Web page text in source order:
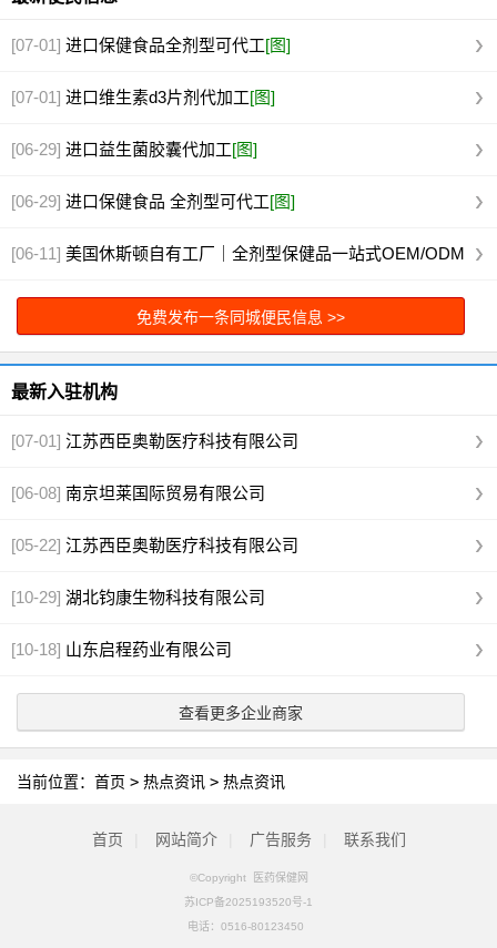
[07-01] 进口保健食品全剂型可代工[图]
[07-01] 进口维生素d3片剂代加工[图]
[06-29] 进口益生菌胶囊代加工[图]
[06-29] 进口保健食品 全剂型可代工[图]
[06-11] 美国休斯顿自有工厂｜全剂型保健品一站式OEM/ODM
代工[图]
免费发布一条同城便民信息 >>
最新入驻机构
[07-01] 江苏西臣奥勒医疗科技有限公司
[06-08] 南京坦莱国际贸易有限公司
[05-22] 江苏西臣奥勒医疗科技有限公司
[10-29] 湖北钧康生物科技有限公司
[10-18] 山东启程药业有限公司
查看更多企业商家
当前位置： 首页 > 热点资讯 > 热点资讯
首页 网站简介 广告服务 联系我们
©Copyright 医药保健网
苏ICP备2025193520号-1
电话： 0516-80123450